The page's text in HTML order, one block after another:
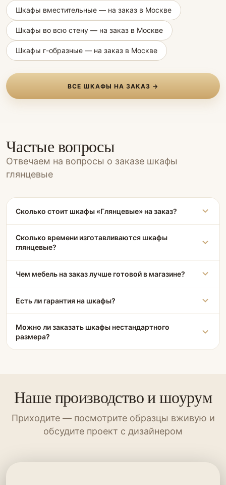
Шкафы вместительные — на заказ в Москве
Шкафы во всю стену — на заказ в Москве
Шкафы г-образные — на заказ в Москве
ВСЕ ШКАФЫ НА ЗАКАЗ →
Частые вопросы
Отвечаем на вопросы о заказе шкафы
глянцевые
Сколько стоит шкафы «Глянцевые» на заказ?
Сколько времени изготавливаются шкафы
глянцевые?
Чем мебель на заказ лучше готовой в магазине?
Есть ли гарантия на шкафы?
Можно ли заказать шкафы нестандартного
размера?
Наше производство и шоурум
Приходите — посмотрите образцы вживую и
обсудите проект с дизайнером